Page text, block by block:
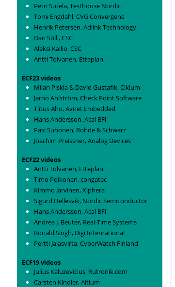
Petri Sutela, Testhouse Nordic
Tomi Engdahl, CVG Convergens
Henrik Petersen, Adlink Technology
Dan Still , CSC
Aleksi Kallio, CSC
Antti Tolvanen, Etteplan
ECF23 videos
Milan Piskla & David Gustafik, Ciklum
Jarno Ahlström, Check Point Software
Tiitus Aho, Avnet Embedded
Hans Andersson, Acal BFi
Pasi Suhonen, Rohde & Schwarz
Joachim Preissner, Analog Devices
ECF22 videos
Antti Tolvanen, Etteplan
Timo Poikonen, congatec
Kimmo Järvinen, Xiphera
Sigurd Hellesvik, Nordic Semiconductor
Hans Andersson, Acal BFi
Andrea J. Beuter, Real-Time Systems
Ronald Singh, Digi International
Pertti Jalasvirta, CyberWatch Finland
ECF19 videos
Julius Kaluzevicius, Rutronik.com
Carsten Kindler, Altium